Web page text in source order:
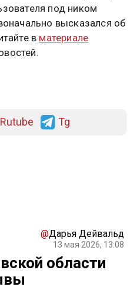
под ником
высказался об
в материале
Rutube Tg
@Дарья Дейвальд
13 мая 2026, 13:08
области